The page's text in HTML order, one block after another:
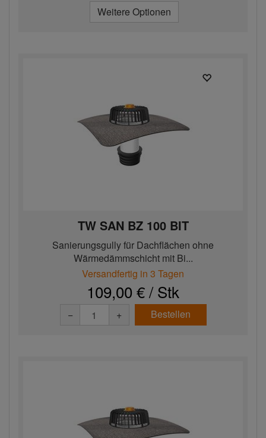
Weitere Optionen
TW SAN BZ 100 BIT
Sanierungsgully für Dachflächen ohne
Wärmedämmschicht mit Bi...
Versandfertig in 3 Tagen
109,00 € / Stk
− + Bestellen